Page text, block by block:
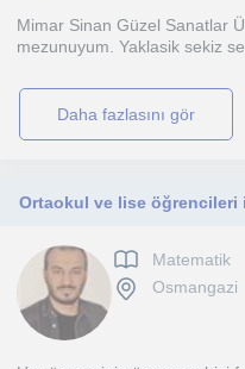
Mimar Sinan Güzel Sanatlar
mezunuyum. Yaklasik sekiz
daha fazlasını gör
Matematik
Osmangazi